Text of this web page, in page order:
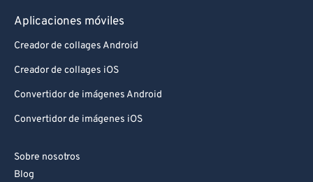
Aplicaciones móviles
Creador de collages Android
Creador de collages iOS
Convertidor de imágenes Android
Convertidor de imágenes iOS
Sobre nosotros
Blog